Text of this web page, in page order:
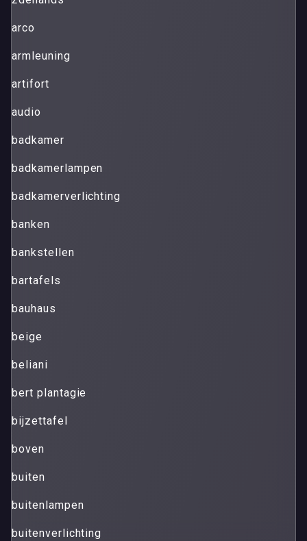
arco
armleuning
artifort
audio
badkamer
badkamerlampen
badkamerverlichting
banken
bankstellen
bartafels
bauhaus
beige
beliani
bert plantagie
bijzettafel
boven
buiten
buitenlampen
buitenverlichting